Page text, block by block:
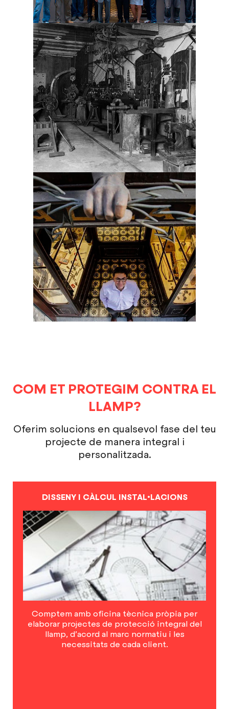
COM ET PROTEGIM CONTRA EL
LLAMP?
Oferim solucions en qualsevol fase del teu
projecte de manera integral i
personalitzada.
DISSENY I CÀLCUL INSTAL•LACIONS
Comptem amb oficina tècnica pròpia per
elaborar projectes de protecció integral del
llamp, d’acord al marc normatiu i les
necessitats de cada client.